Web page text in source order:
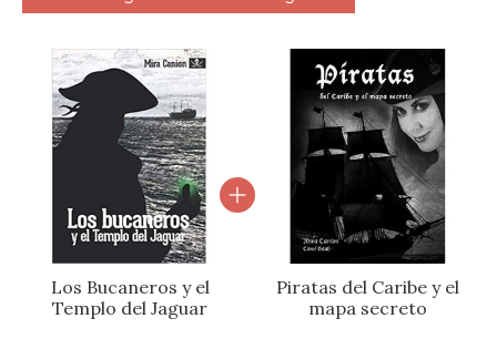
Carrousel van gebundelde producten
Los Bucaneros y el
Templo del Jaguar
Piratas del Caribe y el
mapa secreto